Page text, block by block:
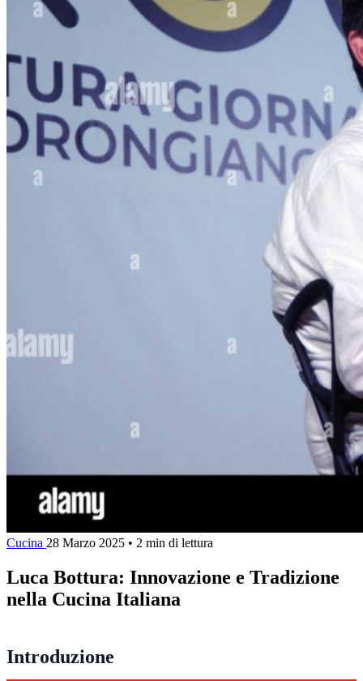
Cucina 28 Marzo 2025 • 2 min di lettura
Luca Bottura: Innovazione e Tradizione
nella Cucina Italiana
Introduzione